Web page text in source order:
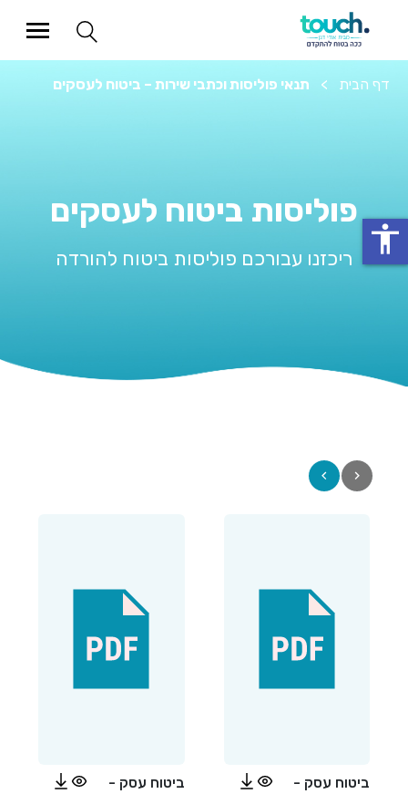
דף הבית > תנאי פוליסות וכתבי שירות – ביטוח לעסקים
פוליסות ביטוח לעסקים
ריכזנו עבורכם פוליסות ביטוח להורדה
ביטוח עסק -
ביטוח עסק -
accessibility